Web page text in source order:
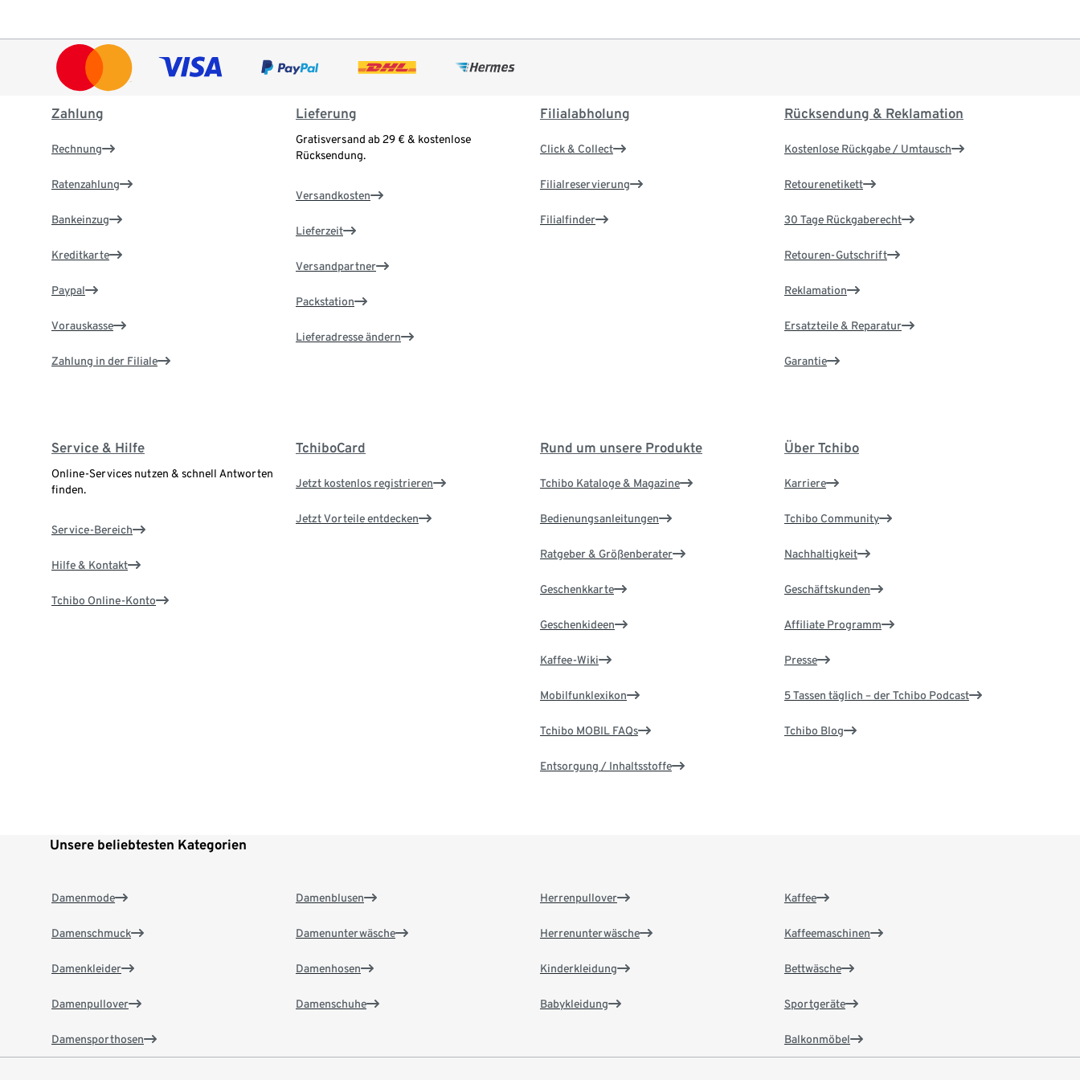
Zahlung
Rechnung
Ratenzahlung
Bankeinzug
Kreditkarte
Paypal
Vorauskasse
Zahlung in der Filiale
Lieferung
Gratisversand ab 29 € & kostenlose
Rücksendung.
Versandkosten
Lieferzeit
Versandpartner
Packstation
Lieferadresse ändern
Filialabholung
Click & Collect
Filialreservierung
Filialfinder
Rücksendung & Reklamation
Kostenlose Rückgabe / Umtausch
Retourenetikett
30 Tage Rückgaberecht
Retouren-Gutschrift
Reklamation
Ersatzteile & Reparatur
Garantie
Service & Hilfe
Online-Services nutzen & schnell Antworten
finden.
Service-Bereich
Hilfe & Kontakt
Tchibo Online-Konto
TchiboCard
Jetzt kostenlos registrieren
Jetzt Vorteile entdecken
Rund um unsere Produkte
Tchibo Kataloge & Magazine
Bedienungsanleitungen
Ratgeber & Größenberater
Geschenkkarte
Geschenkideen
Kaffee-Wiki
Mobilfunklexikon
Tchibo MOBIL FAQs
Entsorgung / Inhaltsstoffe
Über Tchibo
Karriere
Tchibo Community
Nachhaltigkeit
Geschäftskunden
Affiliate Programm
Presse
5 Tassen täglich – der Tchibo Podcast
Tchibo Blog
Unsere beliebtesten Kategorien
Damenmode
Damenschmuck
Damenkleider
Damenpullover
Damensporthosen
Damenblusen
Damenunterwäsche
Damenhosen
Damenschuhe
Herrenpullover
Herrenunterwäsche
Kinderkleidung
Babykleidung
Kaffee
Kaffeemaschinen
Bettwäsche
Sportgeräte
Balkonmöbel